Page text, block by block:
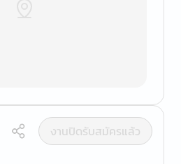
งานปิดรับสมัครแล้ว